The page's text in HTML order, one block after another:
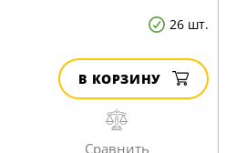
26 шт.
В КОРЗИНУ